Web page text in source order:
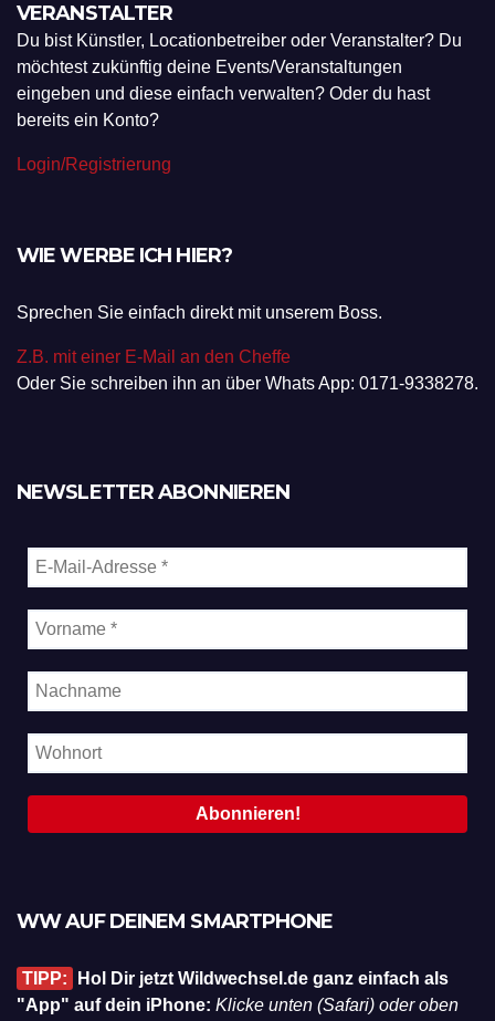
VERANSTALTER
Du bist Künstler, Locationbetreiber oder Veranstalter? Du
möchtest zukünftig deine Events/Veranstaltungen
eingeben und diese einfach verwalten? Oder du hast
bereits ein Konto?
Login/Registrierung
WIE WERBE ICH HIER?
Sprechen Sie einfach direkt mit unserem Boss.
Z.B. mit einer E-Mail an den Cheffe
Oder Sie schreiben ihn an über Whats App: 0171-9338278.
NEWSLETTER ABONNIEREN
WW AUF DEINEM SMARTPHONE
TIPP:
Hol Dir jetzt Wildwechsel.de ganz einfach als
"App" auf dein iPhone: Klicke unten (Safari) oder oben